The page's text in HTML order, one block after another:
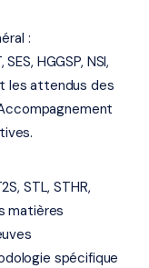
:
HGGSP, NSI,
les attendus des
STL, STHR,
matières
spécifique